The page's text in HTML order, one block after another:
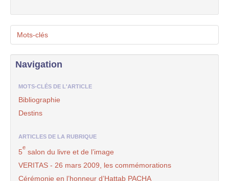
Mots-clés
Navigation
MOTS-CLÉS DE L'ARTICLE
Bibliographie
Destins
ARTICLES DE LA RUBRIQUE
5
e
salon du livre et de l’image
VERITAS - 26 mars 2009, les commémorations
Cérémonie en l’honneur d’Hattab PACHA